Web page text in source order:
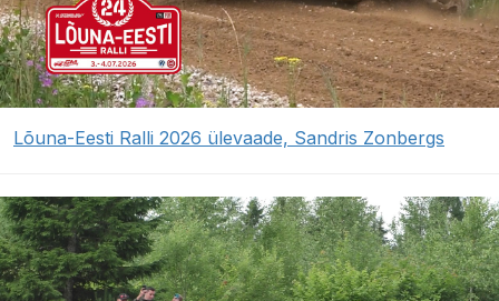
Lõuna-Eesti Ralli 2026 ülevaade, Sandris Zonbergs